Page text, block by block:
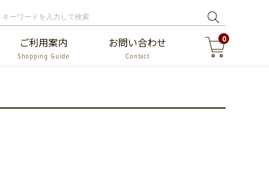
ご利用案内
Shopping Guide
お問い合わせ
Contact
0